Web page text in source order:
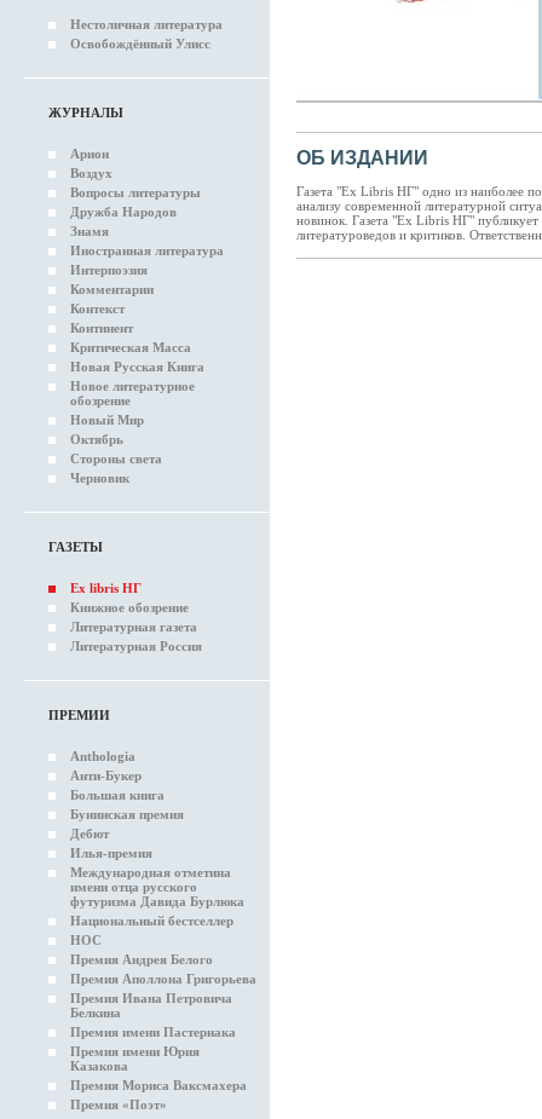
Нестоличная литература
Освобождённый Улисс
ЖУРНАЛЫ
Арион
Воздух
Вопросы литературы
Дружба Народов
Знамя
Иностранная литература
Интерпоэзия
Комментарии
Контекст
Континент
Критическая Масса
Новая Русская Книга
Новое литературное
обозрение
Новый Мир
Октябрь
Стороны света
Черновик
ГАЗЕТЫ
Ex libris НГ
Книжное обозрение
Литературная газета
Литературная Россия
ПРЕМИИ
Anthologia
Анти-Букер
Большая книга
Бунинская премия
Дебют
Илья-премия
Международная отметина
имени отца русского
футуризма Давида Бурлюка
Национальный бестселлер
НОС
Премия Андрея Белого
Премия Аполлона Григорьева
Премия Ивана Петровича
Белкина
Премия имени Пастернака
Премия имени Юрия
Казакова
Премия Мориса Ваксмахера
Премия «Поэт»
ОБ ИЗДАНИИ
Газета "Ex Libris НГ" одно из наиболее
анализу современной литературной
новинок. Газета "Ex Libris НГ"
литературоведов и критиков.